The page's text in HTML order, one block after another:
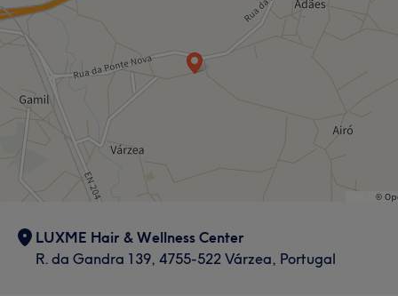
LUXME Hair & Wellness Center
R. da Gandra 139, 4755-522 Várzea, Portugal